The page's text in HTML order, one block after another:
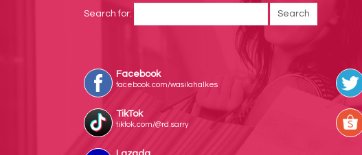
Search for:
Facebook
facebook.com/wasilahalkes
TikTok
tiktok.com/@rd.sarry